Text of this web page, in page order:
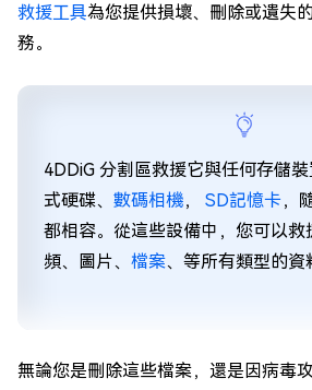
救援工具為您提供損壞、刪除或遺失
務。
4DDiG 分割區救援它與任何存儲
式硬碟、 數碼相機， SD記憶卡，
都相容。從這些設備中，您可以救
頻、圖片、 檔案、等所有類型的資
無論您是刪除這些檔案，還是因病毒